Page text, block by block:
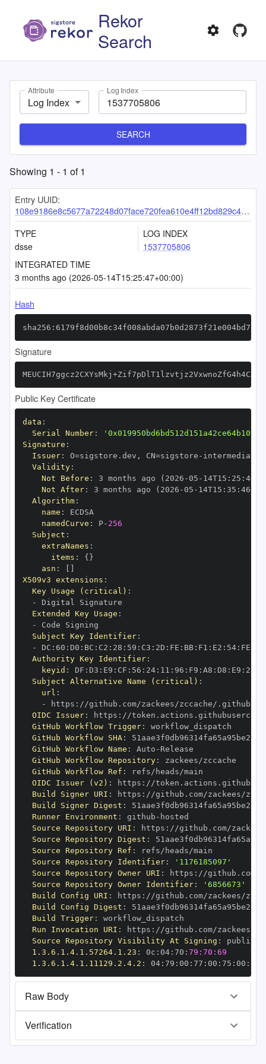
Rekor
Search
Attribute
Log Index
Log Index
SEARCH
Showing 1 - 1 of1
Entry UUID:
108e9186e8c5677a72248d07face720fea610e4ff12bd829c4cfc97e8f4e3abd94a5224d459a288b
TYPE
dsse
LOG INDEX
1537705806
INTEGRATED TIME
3 months ago (2026-05-14T15:25:47+00:00)
Hash
Signature
Public Key Certificate
data :
Serial Number:
Signature :
Issuer: O=sigstore.dev , CN=sigstore -
Validity:
Not Before : 3 months ago (2026 -05 - 14T15 : 25 :
Not After: 3 months ago (2026 -05 - 14T15 : 35 : 46+00
Algorithm:
name :
namedCurve : P- 256
Subject :
extraNames :
items : { }
asn :
X509v3 extensions :
Key Usage (critical) :
-
Extended Key Usage :
-
Subject Key Identifier:
-
DC : 60 : D0 : BC : C2 : 28 : 59 : C3 : 2D : FE : BB: F1 : E2 : 54: FE
Authority Key Identifier:
keyid : DF : D3 : E9 : CF : 56 : 24: 11 : 96 : F9 : A8 : D8 : E9 : 28
Subject Alternative Name (critical) :
url :
-
https : //github.com/zackees/zccache/.github/
OIDC Issuer: https :
GitHub Workflow Trigger:
GitHub Workflow SHA:
GitHub Workflow Name : Auto -
GitHub Workflow Repository:
GitHub Workflow Ref :
OIDC Issuer (v2) : https :
Build Signer URI : https : //github.com/zackees/
Build Signer Digest :
Runner Environment : github -
Source Repository URI : https :
Source Repository Digest :
Source Repository Ref :
Source Repository Identifier:
'1176185097'
Source Repository Owner URI : https :
Source Repository Owner Identifier:
'6856673'
Build Config URI : https : //github.com/zackees/
Build Config Digest :
Build Trigger:
Run Invocation URI : https :
Source Repository Visibility At Signing :
1.3.6.1.4.1.57264.1.23 : 0c : 04: 70 : 79:70:69
1.3.6.1.4.1.11129.2.4.2 : 04: 79 : 00 : 77 : 00 : 75 : 00 : dd
Raw Body
Verification